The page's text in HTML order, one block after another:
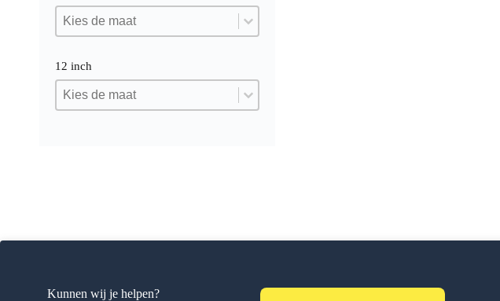
13 inch
13 inch
13 inch
12 inch
12 inch
12 inch
12 inch
Kunnen wij je helpen?